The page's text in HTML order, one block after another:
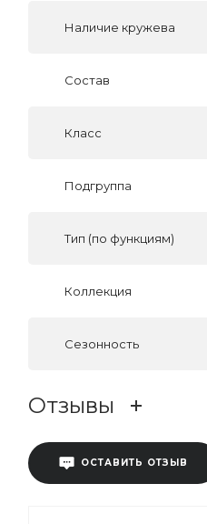
Наличие кружева
Состав
Класс
Подгруппа
Тип (по функциям)
Коллекция
Сезонность
Отзывы
ОСТАВИТЬ ОТЗЫВ